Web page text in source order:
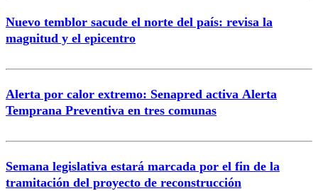
Nuevo temblor sacude el norte del país: revisa la
magnitud y el epicentro
Alerta por calor extremo: Senapred activa Alerta
Temprana Preventiva en tres comunas
Semana legislativa estará marcada por el fin de la
tramitación del proyecto de reconstrucción